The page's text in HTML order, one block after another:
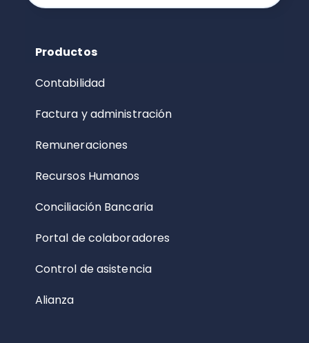
Productos
Contabilidad
Factura y administración
Remuneraciones
Recursos Humanos
Conciliación Bancaria
Portal de colaboradores
Control de asistencia
Alianza